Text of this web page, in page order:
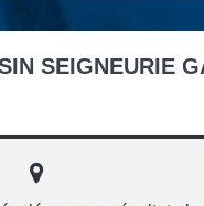
SEIGNEURIE